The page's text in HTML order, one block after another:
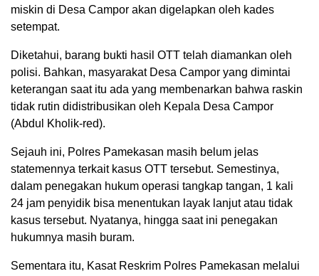
miskin di Desa Campor akan digelapkan oleh kades
setempat.
Diketahui, barang bukti hasil OTT telah diamankan oleh
polisi. Bahkan, masyarakat Desa Campor yang dimintai
keterangan saat itu ada yang membenarkan bahwa raskin
tidak rutin didistribusikan oleh Kepala Desa Campor
(Abdul Kholik-red).
Sejauh ini, Polres Pamekasan masih belum jelas
statemennya terkait kasus OTT tersebut. Semestinya,
dalam penegakan hukum operasi tangkap tangan, 1 kali
24 jam penyidik bisa menentukan layak lanjut atau tidak
kasus tersebut. Nyatanya, hingga saat ini penegakan
hukumnya masih buram.
Sementara itu, Kasat Reskrim Polres Pamekasan melalui